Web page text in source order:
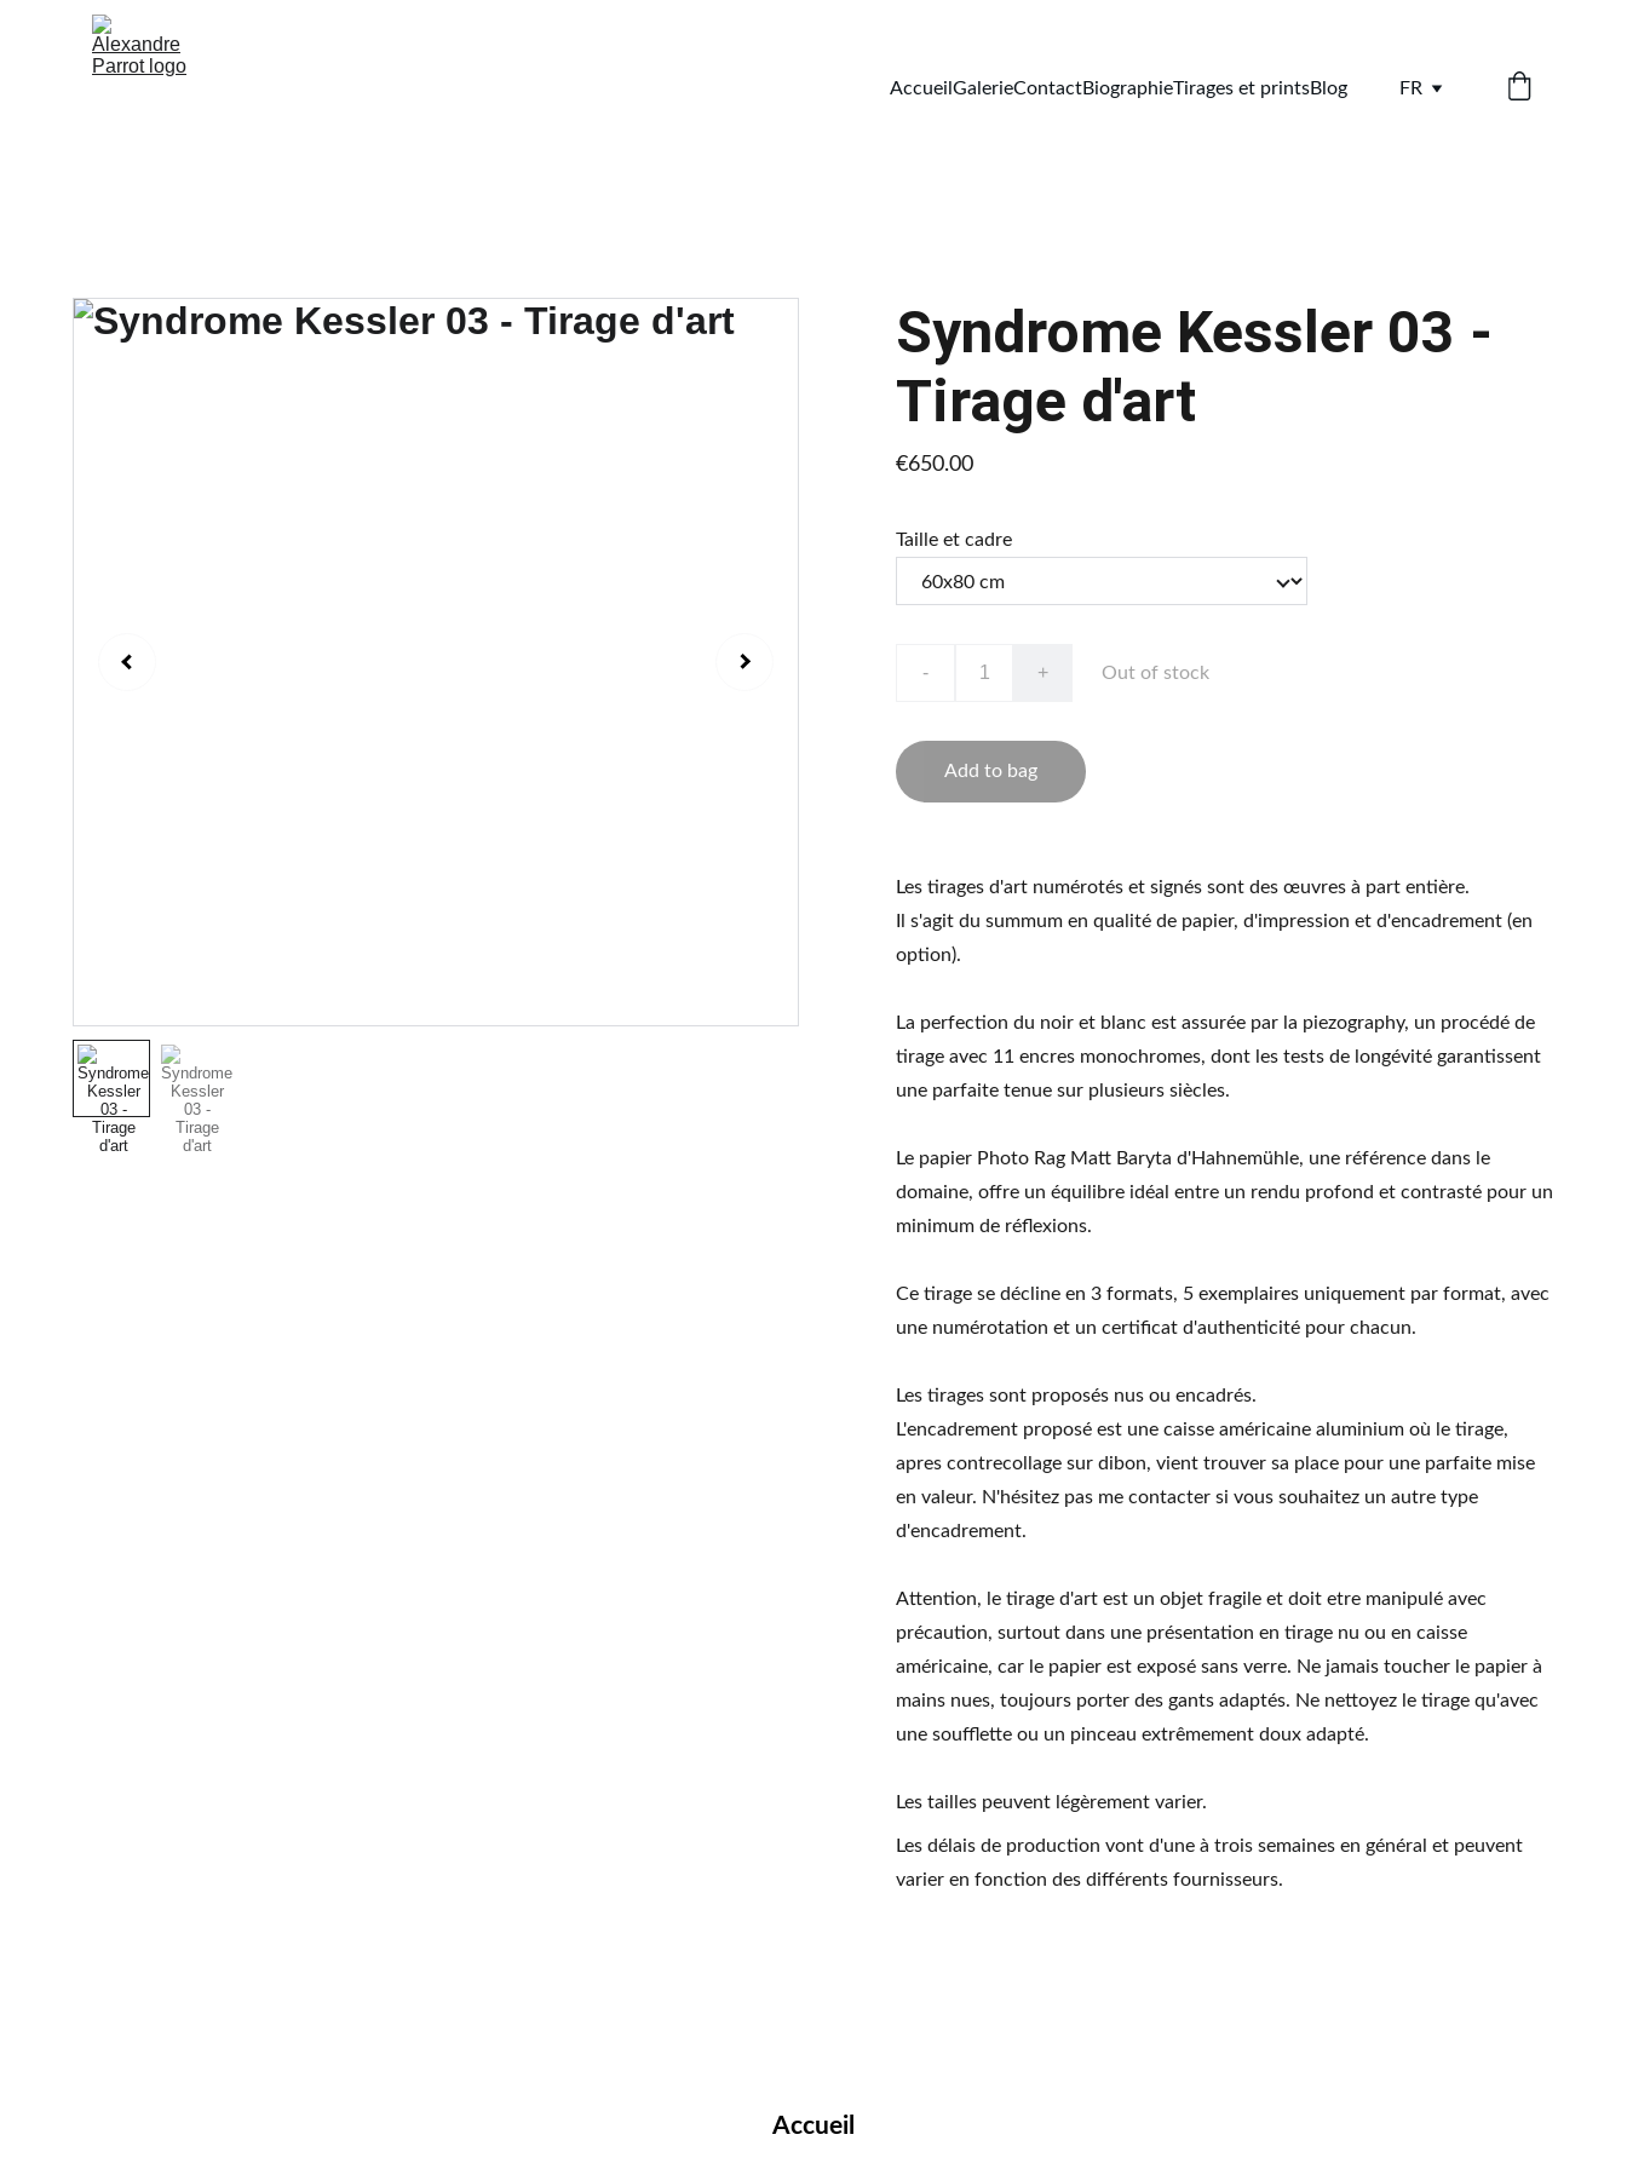
Accueil GalerieContactBiographieTirages et printsBlog FR
Syndrome Kessler 03 -
Tirage d'art
€650.00
Taille et cadre
- + Out of stock
Add to bag
Les tirages d'art numérotés et signés sont des œuvres à part entière.
Il s'agit du summum en qualité de papier, d'impression et d'encadrement (en
option).
La perfection du noir et blanc est assurée par la piezography, un procédé de
tirage avec 11 encres monochromes, dont les tests de longévité garantissent
une parfaite tenue sur plusieurs siècles.
Le papier Photo Rag Matt Baryta d'Hahnemühle, une référence dans le
domaine, offre un équilibre idéal entre un rendu profond et contrasté pour un
minimum de réflexions.
Ce tirage se décline en 3 formats, 5 exemplaires uniquement par format, avec
une numérotation et un certificat d'authenticité pour chacun.
Les tirages sont proposés nus ou encadrés.
L'encadrement proposé est une caisse américaine aluminium où le tirage,
apres contrecollage sur dibon, vient trouver sa place pour une parfaite mise
en valeur. N'hésitez pas me contacter si vous souhaitez un autre type
d'encadrement.
Attention, le tirage d'art est un objet fragile et doit etre manipulé avec
précaution, surtout dans une présentation en tirage nu ou en caisse
américaine, car le papier est exposé sans verre. Ne jamais toucher le papier à
mains nues, toujours porter des gants adaptés. Ne nettoyez le tirage qu'avec
une soufflette ou un pinceau extrêmement doux adapté.
Les tailles peuvent légèrement varier.
Les délais de production vont d'une à trois semaines en général et peuvent
varier en fonction des différents fournisseurs.
Accueil